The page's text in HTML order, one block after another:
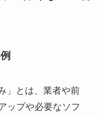
」とは、業者や前
ップや必要なソフ